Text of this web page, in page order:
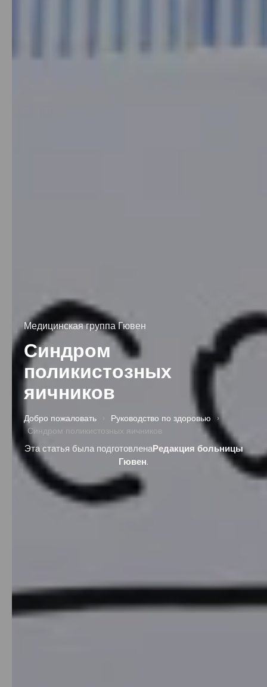
Медицинская группа Гювен
Синдром
поликистозных
яичников
Добро пожаловать › Руководство по здоровью
›
Синдром поликистозных яичников
Эта статья была подготовленаРедакция больницы
Гювен.